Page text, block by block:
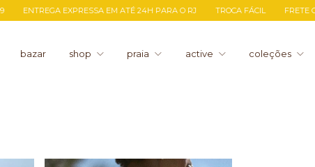
ENTREGA EXPRESSA EM ATÉ 24H PARA O RJ TROCA FÁCIL FRETE
bazar shop praia active coleções